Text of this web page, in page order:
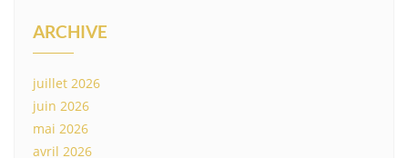
ARCHIVE
juillet 2026
juin 2026
mai 2026
avril 2026